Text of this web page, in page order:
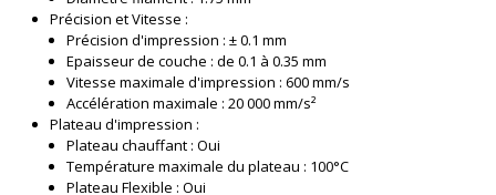
Précision et Vitesse :
Précision d'impression : ± 0.1 mm
Epaisseur de couche : de 0.1 à 0.35 mm
Vitesse maximale d'impression : 600 mm/s
Accélération maximale : 20 000 mm/s²
Plateau d'impression :
Plateau chauffant : Oui
Température maximale du plateau : 100°C
Plateau Flexible : Oui